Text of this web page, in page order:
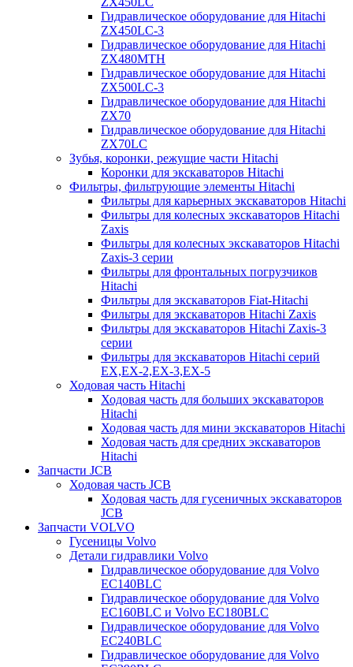
Гидравлическое оборудование для Hitachi
ZX450LC-3
Гидравлическое оборудование для Hitachi
ZX480MTH
Гидравлическое оборудование для Hitachi
ZX500LC-3
Гидравлическое оборудование для Hitachi
ZX70
Гидравлическое оборудование для Hitachi
ZX70LC
Зубья, коронки, режущие части Hitachi
Коронки для экскаваторов Hitachi
Фильтры, фильтрующие элементы Hitachi
Фильтры для карьерных экскаваторов Hitachi
Фильтры для колесных экскаваторов Hitachi
Zaxis
Фильтры для колесных экскаваторов Hitachi
Zaxis-3 серии
Фильтры для фронтальных погрузчиков
Hitachi
Фильтры для экскаваторов Fiat-Hitachi
Фильтры для экскаваторов Hitachi Zaxis
Фильтры для экскаваторов Hitachi Zaxis-3
серии
Фильтры для экскаваторов Hitachi серий
EX,EX-2,EX-3,EX-5
Ходовая часть Hitachi
Ходовая часть для больших экскаваторов
Hitachi
Ходовая часть для мини экскаваторов Hitachi
Ходовая часть для средних экскаваторов
Hitachi
Запчасти JCB
Ходовая часть JCB
Ходовая часть для гусеничных экскаваторов
JCB
Запчасти VOLVO
Гусеницы Volvo
Детали гидравлики Volvo
Гидравлическое оборудование для Volvo
EC140BLC
Гидравлическое оборудование для Volvo
EC160BLC и Volvo EC180BLC
Гидравлическое оборудование для Volvo
EC240BLC
Гидравлическое оборудование для Volvo